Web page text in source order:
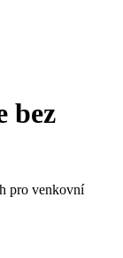
bez
pro venkovní